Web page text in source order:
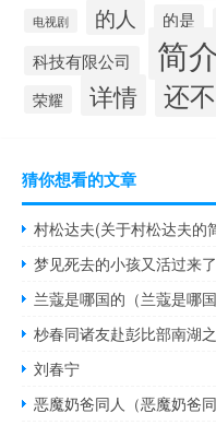
电视剧 的人 的是
科技有限公司 简
荣耀 详情 还不
猜你想看的文章
村松达夫(关于村松达夫的
梦见死去的小孩又活过来
兰蔻是哪国的（兰蔻是哪国
刘春宁
恶魔奶爸同人（恶魔奶爸同